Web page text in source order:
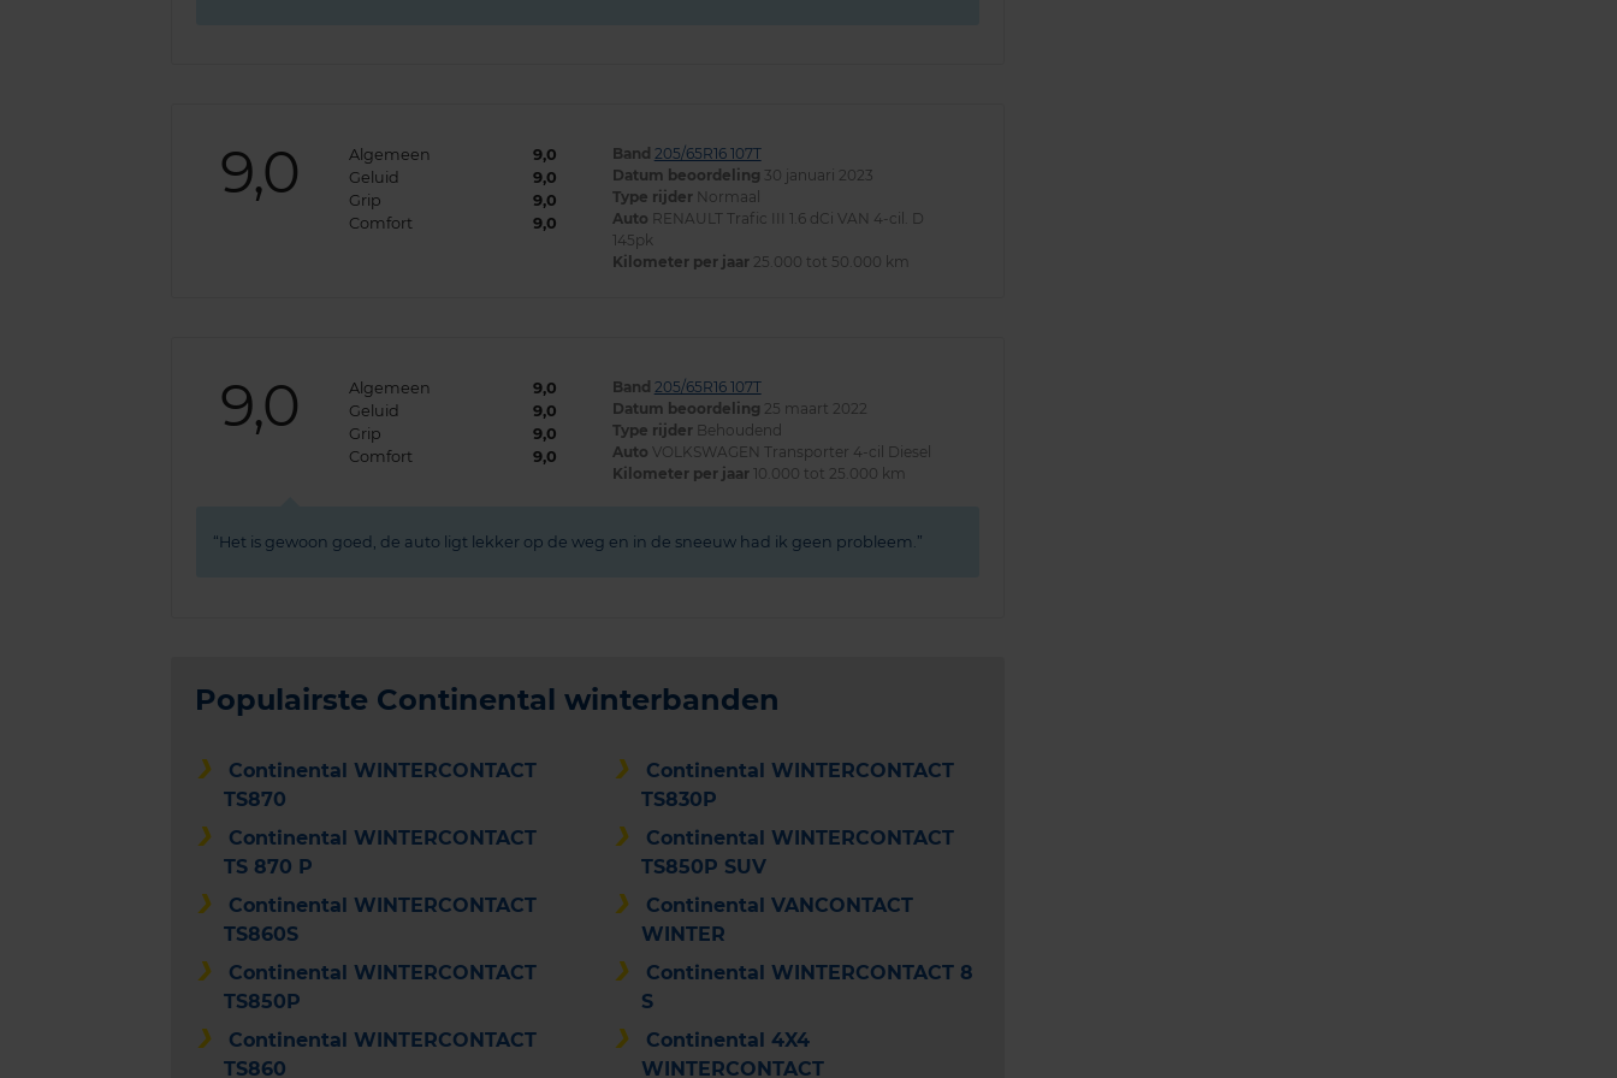
9,0 Algemeen
9,0
Geluid
9,0
Grip
9,0
Comfort
9,0
Band 205/65R16 107T
Datum beoordeling 30 januari 2023
Type rijderNormaal
Auto RENAULT Trafic III 1.6 dCi VAN 4-cil. D
145pk
Kilometer per jaar25.000 tot 50.000 km
9,0 Algemeen
9,0
Geluid
9,0
Grip
9,0
Comfort
9,0
Band 205/65R16 107T
Datum beoordeling 25 maart 2022
Type rijderBehoudend
Auto VOLKSWAGEN Transporter 4-cil Diesel
Kilometer per jaar10.000 tot 25.000 km
Het is gewoon goed, de auto ligt lekker op de weg en in de sneeuw had ik geen probleem.
Populairste Continental winterbanden
Continental WINTERCONTACT
TS870
Continental WINTERCONTACT
TS 870 P
Continental WINTERCONTACT
TS860S
Continental WINTERCONTACT
TS850P
Continental WINTERCONTACT
TS860
Continental WINTERCONTACT
TS830P
Continental WINTERCONTACT
TS850P SUV
Continental VANCONTACT
WINTER
Continental WINTERCONTACT 8
S
Continental 4X4
WINTERCONTACT